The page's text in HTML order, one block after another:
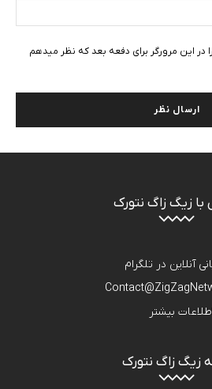
در این مرورگر برای دفعه بعد که نظر میدهم
زیگ زاگ نتورک
آنلاین در تلگرام
بیشتر
زیگ زاگ نتورک